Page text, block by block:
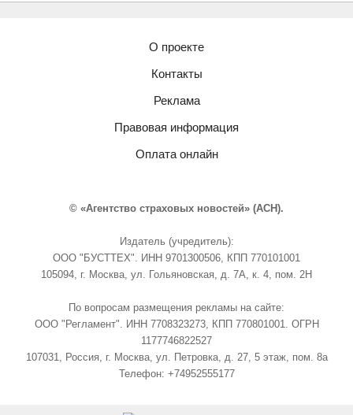
О проекте
Контакты
Реклама
Правовая информация
Оплата онлайн
© «Агентство страховых новостей» (АСН).
Издатель (учредитель):
ООО "БУСТТЕХ". ИНН 9701300506, КПП 770101001
105094, г. Москва, ул. Гольяновская, д. 7А, к. 4, пом. 2Н
По вопросам размещения рекламы на сайте:
ООО "Регламент". ИНН 7708323273, КПП 770801001. ОГРН
1177746822527
107031, Россия, г. Москва, ул. Петровка, д. 27, 5 этаж, пом. 8а
Телефон: +74952555177